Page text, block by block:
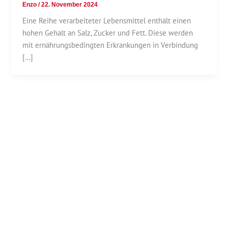
Enzo/22. November 2024
Eine Reihe verarbeiteter Lebensmittel enthält einen
hohen Gehalt an Salz, Zucker und Fett. Diese werden
mit ernährungsbedingten Erkrankungen in Verbindung
[…]